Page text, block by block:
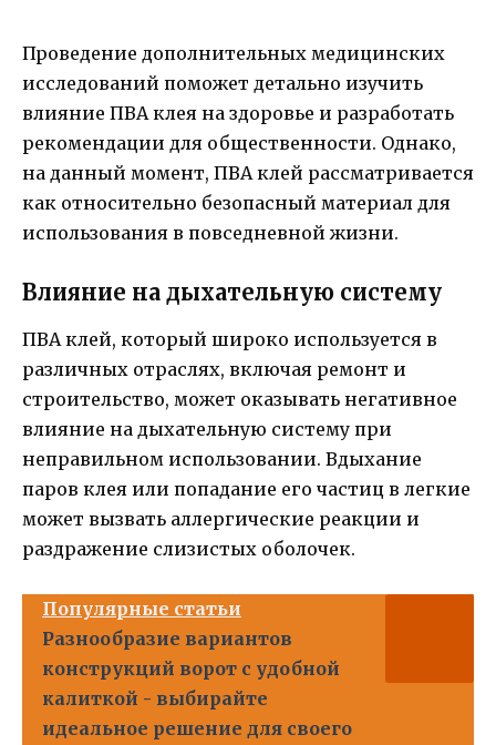
Проведение дополнительных медицинских
исследований поможет детально изучить
влияние ПВА клея на здоровье и разработать
рекомендации для общественности. Однако,
на данный момент, ПВА клей рассматривается
как относительно безопасный материал для
использования в повседневной жизни.
Влияние на дыхательную систему
ПВА клей, который широко используется в
различных отраслях, включая ремонт и
строительство, может оказывать негативное
влияние на дыхательную систему при
неправильном использовании. Вдыхание
паров клея или попадание его частиц в легкие
может вызвать аллергические реакции и
раздражение слизистых оболочек.
Популярные статьи
Разнообразие вариантов
конструкций ворот с удобной
калиткой - выбирайте
идеальное решение для своего